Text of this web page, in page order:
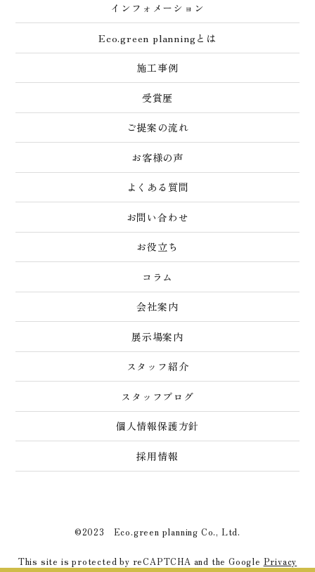
インフォメーション
Eco.green planningとは
施工事例
受賞歴
ご提案の流れ
お客様の声
よくある質問
お問い合わせ
お役立ち
コラム
会社案内
展示場案内
スタッフ紹介
スタッフブログ
個人情報保護方針
採用情報
©2023 Eco.green planning Co., Ltd.
This site is protected by reCAPTCHA and the Google Privacy